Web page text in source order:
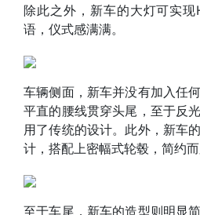
除此之外，新车的大灯可实
语，仪式感满满。
车辆侧面，新车并没有加入任
平直的腰线贯穿头尾，至于反
用了传统的设计。此外，新车
计，搭配上密幅式轮毂，简约而
至于车尾，新车的造型则明显